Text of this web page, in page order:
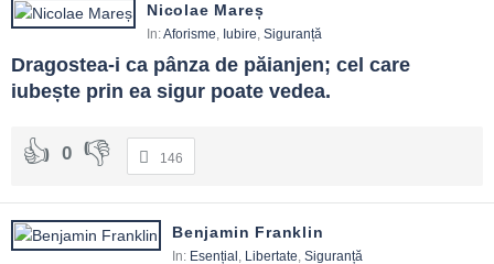
Cum evit frica paralizantă?
Te informezi din surse solide, compari riscuri reale, stabilești
obiceiuri și limite clare.
E prea multă siguranță o problemă?
Da, când blochează inițiativa și încrederea. Recalibrezi după cost și
Ce obicei are cel mai mare impact?
Nicolae Mareș
In:Aforisme, Iubire, Siguranță
Dragostea-i ca pânza de păianjen; cel care
iubește prin ea sigur poate vedea.
0 146
Benjamin Franklin
In: Esențial , Libertate, Siguranță